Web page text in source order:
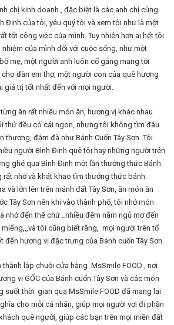
chị kinh doanh , đặc biệt là các anh chị cùng
Định của tôi, yêu quý tôi và xem tôi như là một
tốt công việc của mình. Tuy nhiên hơn ai hết tôi
nhiệm của mình đối với cuộc sống, như một
mẹ, một người anh luôn cố gắng mang tới
đàn em thơ, một người con của quê hương
giá trị tốt nhất đến với mọi người.
ăn rất nhiều món ăn, hương vị khác nhau
thứ đều có cái ngon, nhưng tôi không tìm đâu
thương, đậm đà như Bánh Cuốn Tây Sơn. Tôi
người Bình Định quê tôi hay những người trên
ghé qua Bình Định một lần thưởng thức Bánh
rất nhớ và khát khao tìm thưởng thức bánh.
và lớn lên trên mảnh đất Tây Sơn, ăn món ăn
Tây Sơn nên khi vào thành phố, tôi nhớ món
nhớ đến thế chứ…nhiều đêm nằm ngủ mơ đến
tôi cũng biết rằng, mọi người trên tổ
đến hương vị đặc trưng của Bánh cuốn Tây Sơn.
lập chuỗi cửa hàng MsSmile FOOD , nơi
vị GỐC của Bánh cuốn Tây Sơn và các món
suốt thời gian qua MsSmile FOOD đã mang lại
cho mỗi cá nhân, giúp mọi người vơi đi phần
quê người, giúp các bạn trên mọi miền đất